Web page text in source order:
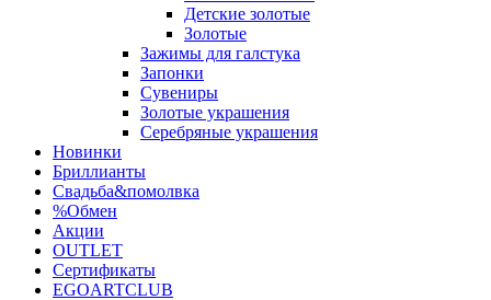
Детские золотые
Золотые
Зажимы для галстука
Запонки
Сувениры
Золотые украшения
Серебряные украшения
Новинки
Бриллианты
Свадьба&помолвка
%Обмен
Акции
OUTLET
Сертификаты
EGOARTCLUB